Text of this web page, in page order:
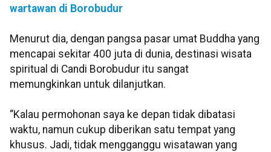
wartawan di Borobudur
Menurut dia, dengan pangsa pasar umat Buddha yang
mencapai sekitar 400 juta di dunia, destinasi wisata
spiritual di Candi Borobudur itu sangat
memungkinkan untuk dilanjutkan.
“Kalau permohonan saya ke depan tidak dibatasi
waktu, namun cukup diberikan satu tempat yang
khusus. Jadi, tidak mengganggu wisatawan yang